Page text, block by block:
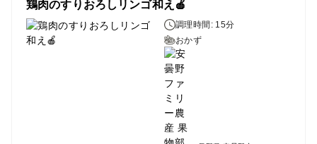
鶏肉のすりおろしリンゴ和え🍎
調理時間: 15分
おかず